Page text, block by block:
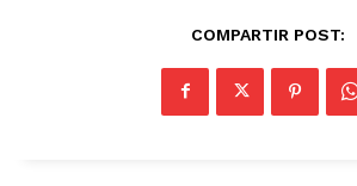
COMPARTIR POST: